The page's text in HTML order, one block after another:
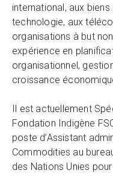
international, aux
technologie, aux
organisations à but
expérience en
organisationnel,
croissance
Il est actuellement
Fondation Indigène
poste d’Assistant
Commodities au
des Nations Unies